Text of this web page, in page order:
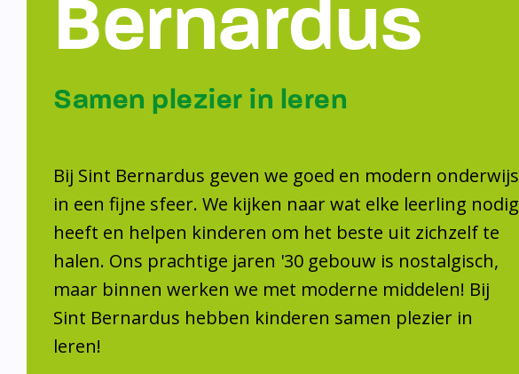
Bernardus
Samen plezier in leren
Bij Sint Bernardus geven we goed en modern onderwijs
in een fijne sfeer. We kijken naar wat elke leerling nodig
heeft en helpen kinderen om het beste uit zichzelf te
halen. Ons prachtige jaren '30 gebouw is nostalgisch,
maar binnen werken we met moderne middelen! Bij
Sint Bernardus hebben kinderen samen plezier in
leren!